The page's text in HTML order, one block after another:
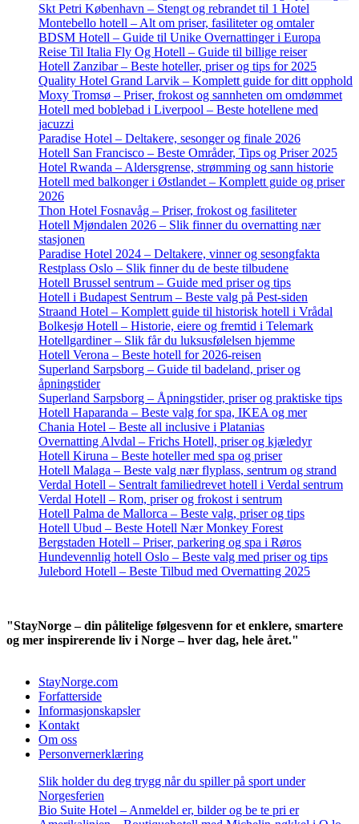
Skt Petri København – Stengt og rebrandet til 1 Hotel
Montebello hotell – Alt om priser, fasiliteter og omtaler
BDSM Hotell – Guide til Unike Overnattinger i Europa
Reise Til Italia Fly Og Hotell – Guide til billige reiser
Hotell Zanzibar – Beste hoteller, priser og tips for 2025
Quality Hotel Grand Larvik – Komplett guide for ditt opphold
Moxy Tromsø – Priser, frokost og sannheten om omdømmet
Hotell med boblebad i Liverpool – Beste hotellene med
jacuzzi
Paradise Hotel – Deltakere, sesonger og finale 2026
Hotell San Francisco – Beste Områder, Tips og Priser 2025
Hotel Rwanda – Aldersgrense, strømming og sann historie
Hotell med balkonger i Østlandet – Komplett guide og priser
2026
Thon Hotel Fosnavåg – Priser, frokost og fasiliteter
Hotell Mjøndalen 2026 – Slik finner du overnatting nær
stasjonen
Paradise Hotel 2024 – Deltakere, vinner og sesongfakta
Restplass Oslo – Slik finner du de beste tilbudene
Hotell Brussel sentrum – Guide med priser og tips
Hotell i Budapest Sentrum – Beste valg på Pest-siden
Straand Hotel – Komplett guide til historisk hotell i Vrådal
Bolkesjø Hotell – Historie, eiere og fremtid i Telemark
Hotellgardiner – Slik får du luksusfølelsen hjemme
Hotell Verona – Beste hotell for 2026-reisen
Superland Sarpsborg – Guide til badeland, priser og
åpningstider
Superland Sarpsborg – Åpningstider, priser og praktiske tips
Hotell Haparanda – Beste valg for spa, IKEA og mer
Chania Hotel – Beste all inclusive i Platanias
Overnatting Alvdal – Frichs Hotell, priser og kjæledyr
Hotell Kiruna – Beste hoteller med spa og priser
Hotell Malaga – Beste valg nær flyplass, sentrum og strand
Verdal Hotell – Sentralt familiedrevet hotell i Verdal sentrum
Verdal Hotell – Rom, priser og frokost i sentrum
Hotell Palma de Mallorca – Beste valg, priser og tips
Hotell Ubud – Beste Hotell Nær Monkey Forest
Bergstaden Hotell – Priser, parkering og spa i Røros
Hundevennlig hotell Oslo – Beste valg med priser og tips
Julebord Hotell – Beste Tilbud med Overnatting 2025
"StayNorge – din pålitelige følgesvenn for et enklere, smartere
og mer inspirerende liv i Norge – hver dag, hele året."
StayNorge.com
Forfatterside
Informasjonskapsler
Kontakt
Om oss
Personvernerklæring
Slik holder du deg trygg når du spiller på sport under
Norgesferien
Bio Suite Hotel – Anmeldel er, bilder og be te pri er